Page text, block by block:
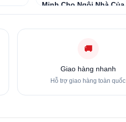
Minh Cho Ngôi Nhà Của
Bạn
🚚
Giao hàng nhanh
Hỗ trợ giao hàng toàn quốc